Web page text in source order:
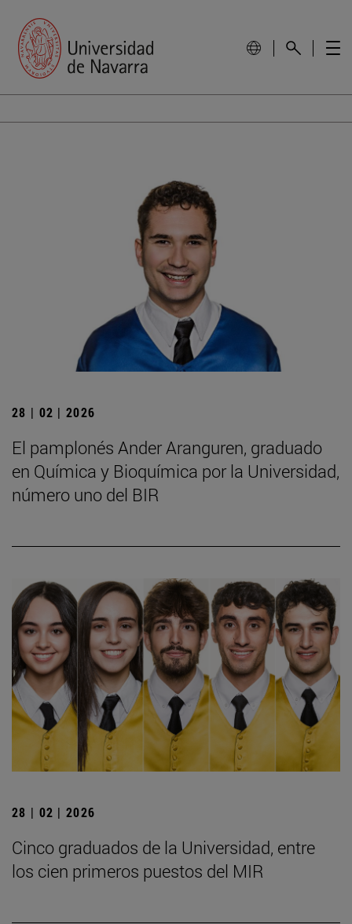
28 | 02 | 2026
El pamplonés Ander Aranguren, graduado
en Química y Bioquímica por la Universidad,
número uno del BIR
28 | 02 | 2026
Cinco graduados de la Universidad, entre
los cien primeros puestos del MIR